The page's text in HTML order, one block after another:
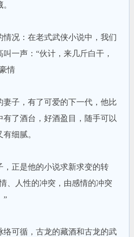
情况：在老式武侠小说中，我们
一声：“伙计，来几斤白干，
情
妻子，有了可爱的下一代，他比
了酒台，好酒盈目，随手可以
细腻。
，正是他的小说求新求变的转
、人性的冲突，由感情的冲突
”
络可循，古龙的藏酒和古龙的武